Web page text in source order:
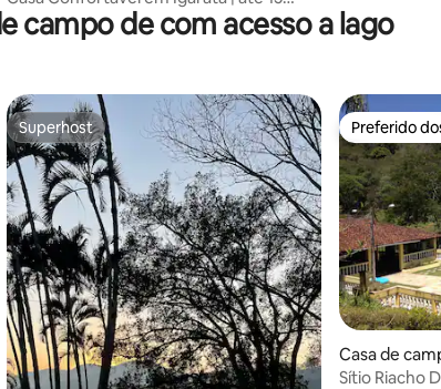
pessoas
campo de com acesso a lago
média de 5, 64 avaliações
Superhost
Superhost Preferido
Preferido
Casa de
sta
Sítio Riacho